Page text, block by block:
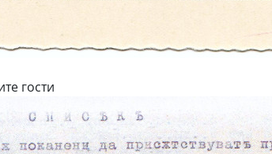
гости